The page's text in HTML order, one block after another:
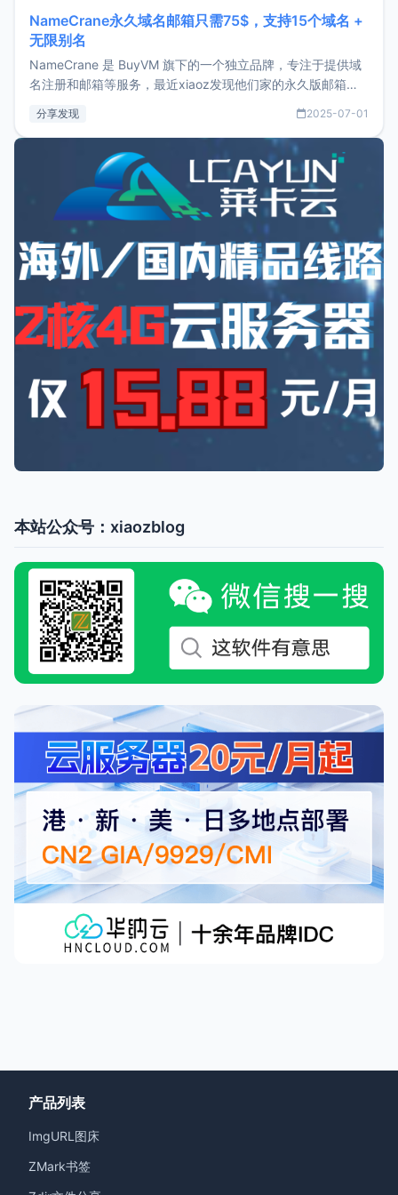
NameCrane永久域名邮箱只需75$，支持15个域名 +
无限别名
NameCrane 是 BuyVM 旗下的一个独立品牌，专注于提供域
名注册和邮箱等服务，最近xiaoz发现他们家的永久版邮箱服
又实惠的域名邮箱，不妨尝试一下 NameCrane。注册
NameCraneNameCrane不支持直接注册，必须要购买
分享发现 2025-07-01
本站公众号：xiaozblog
产品列表
ImgURL图床
ZMark书签